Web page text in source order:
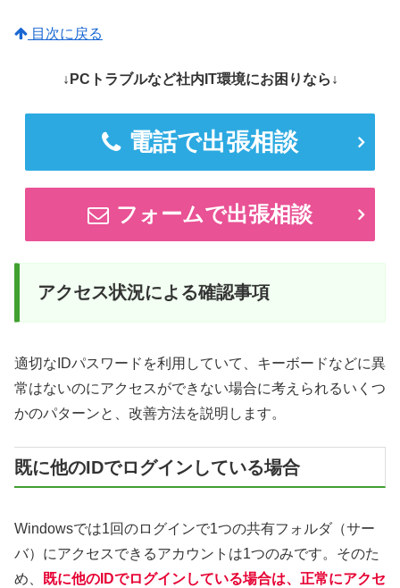
目次に戻る
↓PCトラブルなど社内IT環境にお困りなら↓
電話で出張相談
フォームで出張相談
アクセス状況による確認事項
適切なIDパスワードを利用していて、キーボードなどに異
常はないのにアクセスができない場合に考えられるいくつ
かのパターンと、改善方法を説明します。
既に他のIDでログインしている場合
Windowsでは1回のログインで1つの共有フォルダ（サー
バ）にアクセスできるアカウントは1つのみです。そのた
め、
既に他のIDでログインしている場合は、正常にアクセ